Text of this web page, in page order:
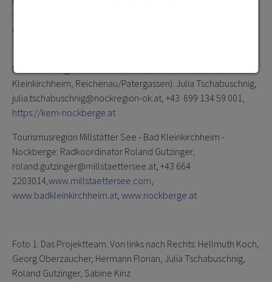
Seeboden am Millstätter See, Spittal/ Drau): Georg
Oberzaucher, georg.oberzaucher@nockregion-ok.at, +43 669
KEM Nockberge und die Um-Welt (Feld am See, Bad
Kleinkirchheim, Reichenau/Patergassen): Julia Tschabuschnig,
julia.tschabuschnig@nockregion-ok.at, +43 699 134 59 001,
https://kem-nockberge.at
Tourismusregion Millstätter See - Bad Kleinkirchheim -
Nockberge: Radkoordinator Roland Gutzinger,
roland.gutzinger@millstaettersee.at, +43 664
2203014,www.millstaettersee.com,
www.badkleinkirchheim.at, www.nockberge.at
Foto 1: Das Projektteam. Von links nach Rechts: Hellmuth Koch,
Georg Oberzaucher, Hermann Florian, Julia Tschabuschnig,
Roland Gutzinger, Sabine Kinz